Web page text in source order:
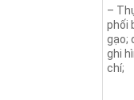
–
phối
gạo;
ghi
chí;